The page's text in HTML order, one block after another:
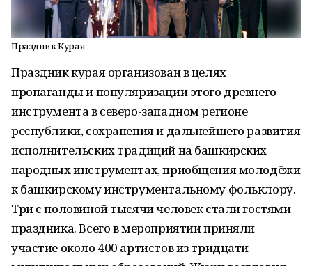
Праздник Курая
Праздник курая организован в целях
пропаганды и популяризации этого древнего
инструмента в северо-западном регионе
республики, сохранения и дальнейшего развития
исполнительских традиций на башкирских
народных инструментах, приобщения молодёжи
к башкирскому инструментальному фольклору.
Три с половиной тысячи человек стали гостями
праздника. Всего в мероприятии приняли
участие около 400 артистов из тридцати